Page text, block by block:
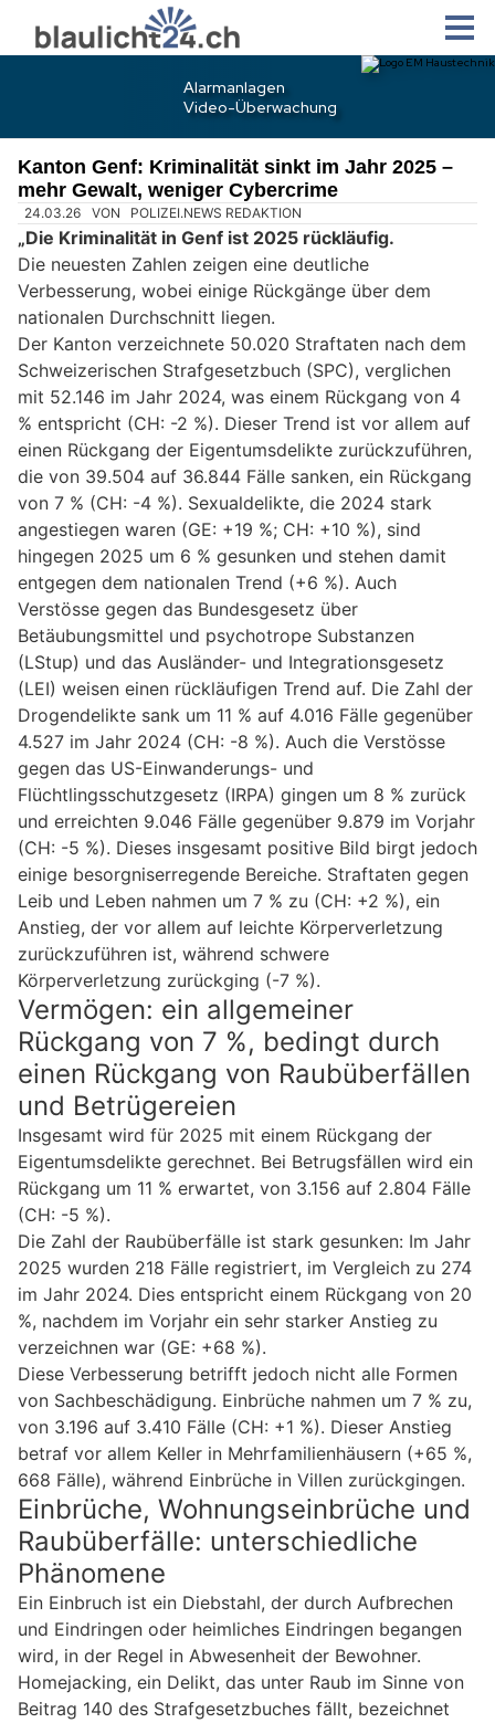
Kanton Genf: Kriminalität sinkt im Jahr 2025 –
mehr Gewalt, weniger Cybercrime
24.03.26 VON POLIZEI.NEWS REDAKTION
„Die Kriminalität in Genf ist 2025 rückläufig.
Die neuesten Zahlen zeigen eine deutliche
Verbesserung, wobei einige Rückgänge über dem
nationalen Durchschnitt liegen.
Der Kanton verzeichnete 50.020 Straftaten nach dem
Schweizerischen Strafgesetzbuch (SPC), verglichen
mit 52.146 im Jahr 2024, was einem Rückgang von 4
% entspricht (CH: -2 %). Dieser Trend ist vor allem auf
einen Rückgang der Eigentumsdelikte zurückzuführen,
die von 39.504 auf 36.844 Fälle sanken, ein Rückgang
von 7 % (CH: -4 %). Sexualdelikte, die 2024 stark
angestiegen waren (GE: +19 %; CH: +10 %), sind
hingegen 2025 um 6 % gesunken und stehen damit
entgegen dem nationalen Trend (+6 %). Auch
Verstösse gegen das Bundesgesetz über
Betäubungsmittel und psychotrope Substanzen
(LStup) und das Ausländer- und Integrationsgesetz
(LEI) weisen einen rückläufigen Trend auf. Die Zahl der
Drogendelikte sank um 11 % auf 4.016 Fälle gegenüber
4.527 im Jahr 2024 (CH: -8 %). Auch die Verstösse
gegen das US-Einwanderungs- und
Flüchtlingsschutzgesetz (IRPA) gingen um 8 % zurück
und erreichten 9.046 Fälle gegenüber 9.879 im Vorjahr
(CH: -5 %). Dieses insgesamt positive Bild birgt jedoch
einige besorgniserregende Bereiche. Straftaten gegen
Leib und Leben nahmen um 7 % zu (CH: +2 %), ein
Anstieg, der vor allem auf leichte Körperverletzung
zurückzuführen ist, während schwere
Körperverletzung zurückging (-7 %).
Vermögen: ein allgemeiner
Rückgang von 7 %, bedingt durch
einen Rückgang von Raubüberfällen
und Betrügereien
Insgesamt wird für 2025 mit einem Rückgang der
Eigentumsdelikte gerechnet. Bei Betrugsfällen wird ein
Rückgang um 11 % erwartet, von 3.156 auf 2.804 Fälle
(CH: -5 %).
Die Zahl der Raubüberfälle ist stark gesunken: Im Jahr
2025 wurden 218 Fälle registriert, im Vergleich zu 274
im Jahr 2024. Dies entspricht einem Rückgang von 20
%, nachdem im Vorjahr ein sehr starker Anstieg zu
verzeichnen war (GE: +68 %).
Diese Verbesserung betrifft jedoch nicht alle Formen
von Sachbeschädigung. Einbrüche nahmen um 7 % zu,
von 3.196 auf 3.410 Fälle (CH: +1 %). Dieser Anstieg
betraf vor allem Keller in Mehrfamilienhäusern (+65 %,
668 Fälle), während Einbrüche in Villen zurückgingen.
Einbrüche, Wohnungseinbrüche und
Raubüberfälle: unterschiedliche
Phänomene
Ein Einbruch ist ein Diebstahl, der durch Aufbrechen
und Eindringen oder heimliches Eindringen begangen
wird, in der Regel in Abwesenheit der Bewohner.
Homejacking, ein Delikt, das unter Raub im Sinne von
Beitrag 140 des Strafgesetzbuches fällt, bezeichnet